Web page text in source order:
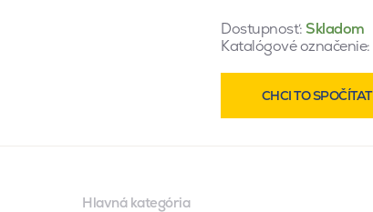
Dostupnosť: Skladom
Katalógové označenie:
CHCI TO SPOČÍTAT
Hlavná kategória